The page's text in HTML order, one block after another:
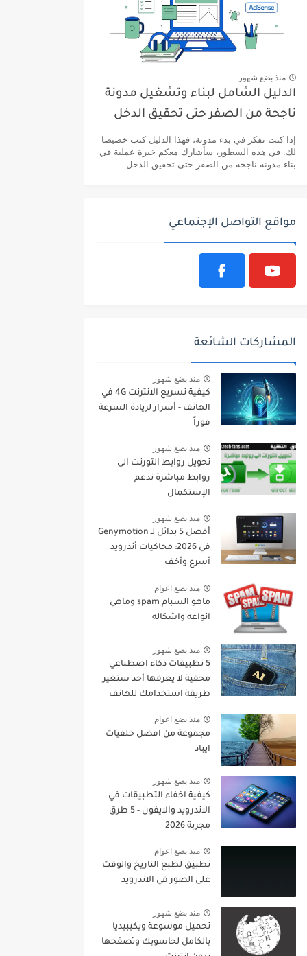
منذ بضع شهور
الدليل الشامل لبناء وتشغيل مدونة
ناجحة من الصفر حتى تحقيق الدخل
إذا كنت تفكر في بدء مدونة، فهذا الدليل كتب خصيصا
لك. في هذه السطور، سأشارك معكم خبرة عملية في
بناء مدونة ناجحة من الصفر حتى تحقيق الدخل ...
مواقع التواصل الإجتماعي
المشاركات الشائعة
منذ بضع شهور
كيفية تسريع الانترنت 4G في
الهاتف - أسرار لزيادة السرعة
فوراً
منذ بضع شهور
تحويل روابط التورنت الى
روابط مباشرة تدعم
الإستكمال
منذ بضع شهور
أفضل 5 بدائل لـ Genymotion
في 2026: محاكيات أندرويد
أسرع وأخف
منذ بضع اعوام
ماهو السبام spam وماهي
انواعه واشكاله
منذ بضع شهور
5 تطبيقات ذكاء اصطناعي
مخفية لا يعرفها أحد ستغير
طريقة استخدامك للهاتف
منذ بضع اعوام
مجموعة من افضل خلفيات
ايباد
منذ بضع شهور
كيفية اخفاء التطبيقات في
الاندرويد والايفون - 5 طرق
مجربة 2026
منذ بضع اعوام
تطبيق لطبع التاريخ والوقت
على الصور في الاندرويد
منذ بضع شهور
تحميل موسوعة ويكيبيديا
بالكامل لحاسوبك وتصفحها